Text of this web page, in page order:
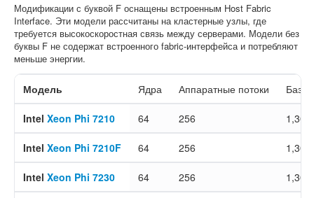
Модификации с буквой F оснащены встроенным Host Fabric
Interface. Эти модели рассчитаны на кластерные узлы, где
требуется высокоскоростная связь между серверами. Модели без
буквы F не содержат встроенного fabric-интерфейса и потребляют
меньше энергии.
Модель Ядра Аппаратные потоки
Intel Xeon Phi 7210 64 256 1,30
Intel Xeon Phi 7210F 64 256 1,30
Intel Xeon Phi 7230 64 256 1,30